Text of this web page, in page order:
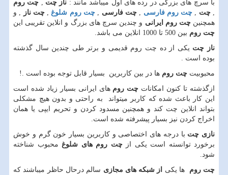
با سرچ های بزرگی در رده های اول میباشد مانند : ناز چت
چت روم
,چت چت روم فارسی ,چت فارسی چت روم شلوغ ,چت ناز
و
همچنینچت روم ایرانی و چندین سرچ های بزرگ و انلاین تقریبی این
چت روم بین 500 تا 1000 انلاین می باشد.
ناز چت یکی از ده چت روم قدیمی و برتر طی چندین سال گذشته
بوده است .
محبوبیت چت روم ها در بین کاربرین بسیار قابل توجه بوده است .!
ازگذشته تا کنون امکانات چت روم های ایرانی بسیار زیاد شده است
این کار باعث شدهکه کاربر میتواند به راحتی و بدون هیچ مشکلی
بتواند انلاین چت کند و همچنین مسدود کردن و تحریم ایپی یا همان
اخراج کردن نیز بسیار پیشرفته شده است.
نازی چت با درجه های اختصاصی و کاربرین بسیار خون گرم و خوش
برخوردتوانسته است یکی ازچت روم های شلوغ محبوب شناخته
شود.
چت روم ها یکی از شبکه های مجازی سالم درحال حاظر میباشند که